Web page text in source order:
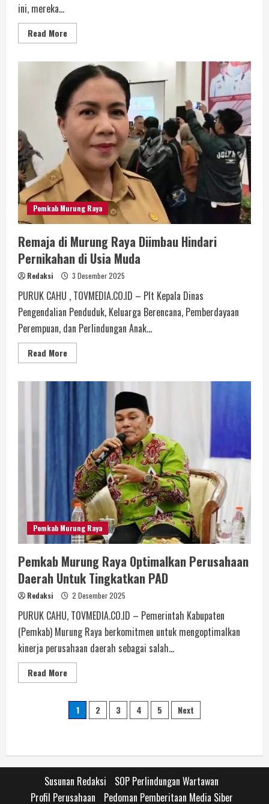
ini, mereka...
Read More
Pemkab Murung Raya
Remaja di Murung Raya Diimbau Hindari
Pernikahan di Usia Muda
Redaksi 3 Desember 2025
PURUK CAHU , TOVMEDIA.CO.ID – Plt Kepala Dinas
Pengendalian Penduduk, Keluarga Berencana, Pemberdayaan
Perempuan, dan Perlindungan Anak...
Read More
Pemkab Murung Raya
Pemkab Murung Raya Optimalkan Perusahaan
Daerah Untuk Tingkatkan PAD
Redaksi 2 Desember 2025
PURUK CAHU, TOVMEDIA.CO.ID – Pemerintah Kabupaten
(Pemkab) Murung Raya berkomitmen untuk mengoptimalkan
kinerja perusahaan daerah sebagai salah...
Read More
1 2 3 4 5 Next
Susunan Redaksi
SOP Perlindungan Wartawan
Profil Perusahaan
Pedoman Pemberitaan Media Siber